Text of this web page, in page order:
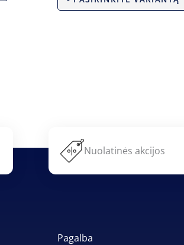
Nuolatinės akcijos
Pagalba